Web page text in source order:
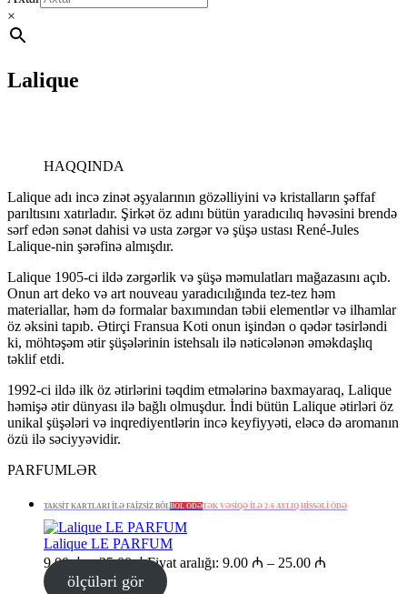
×
Lalique
HAQQINDA
Lalique adı incə zinət əşyalarının gözəlliyini və kristalların şəffaf
parıltısını xatırladır. Şirkət öz adını bütün yaradıcılıq həvəsini brendə
sərf edən sənət dahisi və usta zərgər və şüşə ustası René-Jules
Lalique-nin şərəfinə almışdır.
Lalique 1905-ci ildə zərgərlik və şüşə məmulatları mağazasını açıb.
Onun art deko və art nouveau yaradıcılığında tez-tez həm
materiallar, həm də formalar baxımından təbii elementlər və ilhamlar
öz əksini tapıb. Ətirçi Fransua Koti onun işindən o qədər təsirləndi
ki, möhtəşəm ətir şüşələrinin istehsalı ilə nəticələnən əməkdaşlıq
təklif etdi.
1992-ci ildə ilk öz ətirlərini təqdim etmələrinə baxmayaraq, Lalique
həmişə ətir dünyası ilə bağlı olmuşdur. İndi bütün Lalique ətirləri öz
unikal şüşələri və inqrediyentlərin incə keyfiyyəti, eləcə də aromanın
özü ilə səciyyəvidir.
PARFUMLƏR
TAKSİT KARTLARI İLƏ FAİZSİZ BÖLBÖL ÖDƏTƏK VƏSİQƏ İLƏ 2-6 AYLIQ HİSSƏLİ ÖDƏ
Lalique LE PARFUM
9.00₼ –25.00₼Fiyat aralığı: 9.00 ₼ – 25.00 ₼
ölçüləri gör